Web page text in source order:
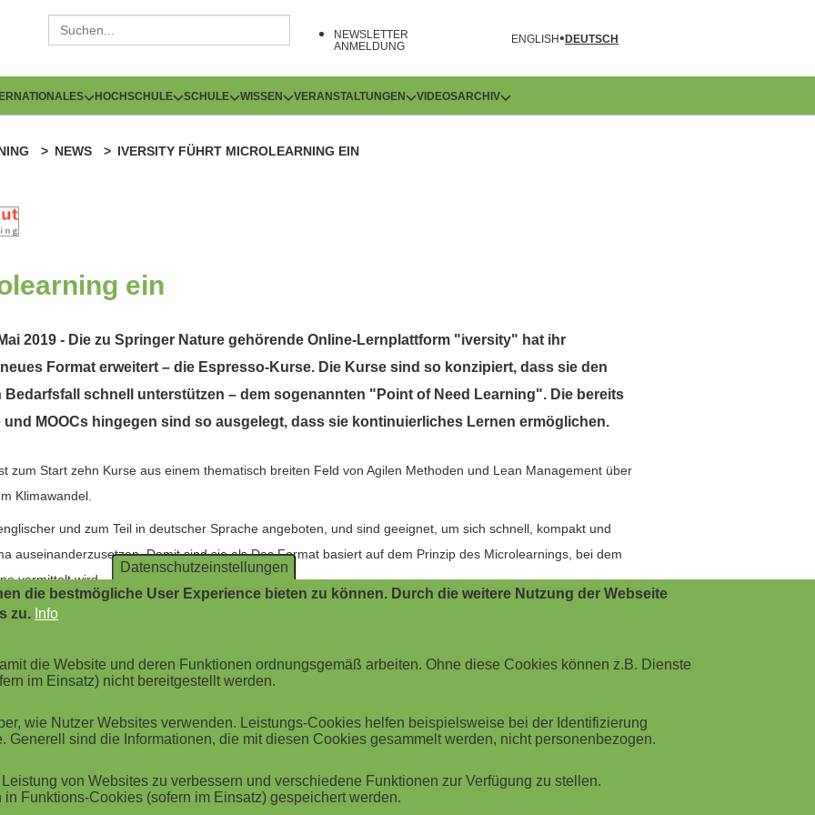
NEWSLETTER
ANMELDUNG
ENGLISH DEUTSCH
HOCHSCHULE SCHULE WISSEN VERANSTALTUNGEN VIDEOSARCHIV
NEWS IVERSITY FÜHRT MICROLEARNING EIN
ein
2019 - Die zu Springer Nature gehörende Online-Lernplattform "iversity" hat ihr
Format erweitert – die Espresso-Kurse. Die Kurse sind so konzipiert, dass sie den
Bedarfsfall schnell unterstützen – dem sogenannten "Point of Need Learning". Die bereits
und MOOCs hingegen sind so ausgelegt, dass sie kontinuierliches Lernen ermöglichen.
zum Start zehn Kurse aus einem thematisch breiten Feld von Agilen Methoden und Lean Management über
Klimawandel.
und zum Teil in deutscher Sprache angeboten, und sind geeignet, um sich schnell, kompakt und
auseinanderzusetzen. Damit sind sie als Das Format basiert auf dem Prinzip des Microlearnings, bei dem
vermittelt wird.
bis 40 Minuten und beinhalten kurze, erklärende Videoeinheiten, die auf einfache Weise durch das Thema
zudem einen digitalen "Easy Guide" mit den wichtigsten Punkten des Themas sowie ein Teilnehmer-
aus renommierten Hochschulen oder erfahrene Fachexperten aus der Praxis – viele sind gleichzeitig
bieten wir gemeinsam mit Kooperationspartnern wie WWF Deutschland an, andere zusammen mit
Unternehmen", so Suraj Anand. Einige der videobasierten Kurse entstehen parallel zum Buch, und
aus diesem anschaulich dar.
zum Preis von 29 bis 49 Euro angeboten oder stehen vom Kurspartner finanziert im Open Access-
Datenschutzeinstellungen
die bestmögliche User Experience bieten zu können. Durch die weitere Nutzung der Webseite
zu. Info
die Website und deren Funktionen ordnungsgemäß arbeiten. Ohne diese Cookies können z.B. Dienste
im Einsatz) nicht bereitgestellt werden.
wie Nutzer Websites verwenden. Leistungs-Cookies helfen beispielsweise bei der Identifizierung
Generell sind die Informationen, die mit diesen Cookies gesammelt werden, nicht personenbezogen.
von Websites zu verbessern und verschiedene Funktionen zur Verfügung zu stellen.
Funktions-Cookies (sofern im Einsatz) gespeichert werden.